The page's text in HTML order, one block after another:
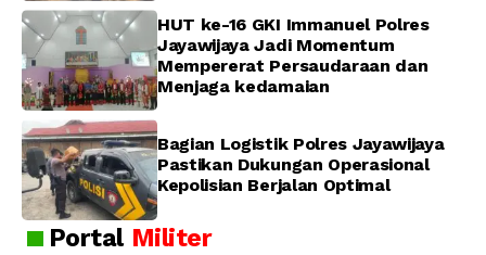
HUT ke-16 GKI Immanuel Polres
Jayawijaya Jadi Momentum
Mempererat Persaudaraan dan
Menjaga kedamaian
Bagian Logistik Polres Jayawijaya
Pastikan Dukungan Operasional
Kepolisian Berjalan Optimal
Portal Militer